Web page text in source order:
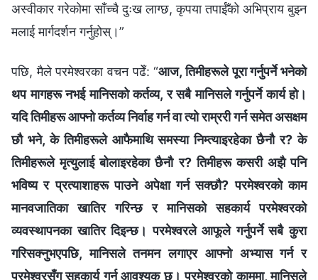
अस्वीकार गरेकोमा साँच्चै दुःख लाग्छ, कृपया तपाईँको अभिप्राय बुझ्न
मलाई मार्गदर्शन गर्नुहोस्।”
पछि, मैले परमेश्‍वरका वचन पढेँ: “आज, तिमीहरूले पूरा गर्नुपर्ने भनेको
थप मागहरू नभई मानिसको कर्तव्य, र सबै मानिसले गर्नुपर्ने कार्य हो।
यदि तिमीहरू आफ्‍नो कर्तव्य निर्वाह गर्न वा त्यो राम्ररी गर्न समेत असक्षम
छौ भने, के तिमीहरूले आफैमाथि समस्या निम्त्याइरहेका छैनौ र? के
तिमीहरूले मृत्युलाई बोलाइरहेका छैनौ र? तिमीहरू कसरी अझै पनि
भविष्य र प्रत्याशाहरू पाउने अपेक्षा गर्न सक्छौ? परमेश्‍वरको काम
मानवजातिका खातिर गरिन्छ र मानिसको सहकार्य परमेश्‍वरको
व्यवस्थापनका खातिर दिइन्छ। परमेश्‍वरले आफूले गर्नुपर्ने सबै कुरा
गरिसक्‍नुभएपछि, मानिसले तनमन लगाएर आफ्‍नो अभ्यास गर्न र
परमेश्‍वरसँग सहकार्य गर्न आवश्यक छ। परमेश्‍वरको काममा, मानिसले